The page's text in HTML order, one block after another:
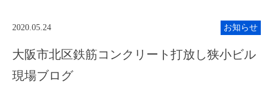
2020.05.24 お知らせ
大阪市北区鉄筋コンクリート打放し狭小ビル
現場ブログ